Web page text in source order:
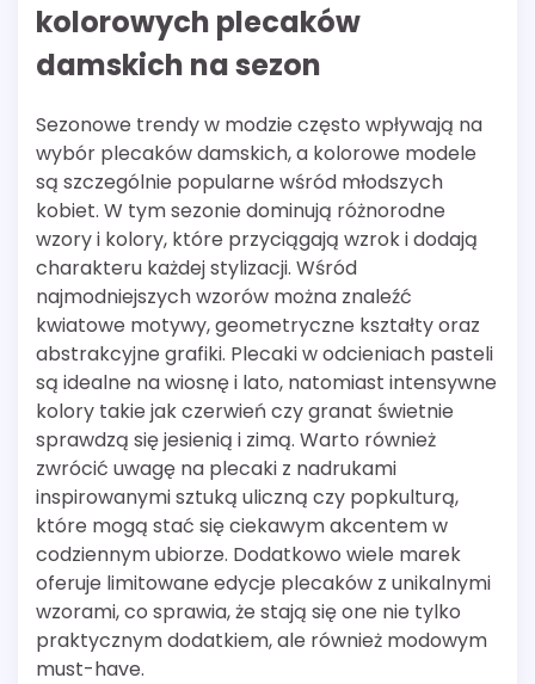
kolorowych plecaków
damskich na sezon
Sezonowe trendy w modzie często wpływają na
wybór plecaków damskich, a kolorowe modele
są szczególnie popularne wśród młodszych
kobiet. W tym sezonie dominują różnorodne
wzory i kolory, które przyciągają wzrok i dodają
charakteru każdej stylizacji. Wśród
najmodniejszych wzorów można znaleźć
kwiatowe motywy, geometryczne kształty oraz
abstrakcyjne grafiki. Plecaki w odcieniach pasteli
są idealne na wiosnę i lato, natomiast intensywne
kolory takie jak czerwień czy granat świetnie
sprawdzą się jesienią i zimą. Warto również
zwrócić uwagę na plecaki z nadrukami
inspirowanymi sztuką uliczną czy popkulturą,
które mogą stać się ciekawym akcentem w
codziennym ubiorze. Dodatkowo wiele marek
oferuje limitowane edycje plecaków z unikalnymi
wzorami, co sprawia, że stają się one nie tylko
praktycznym dodatkiem, ale również modowym
must-have.